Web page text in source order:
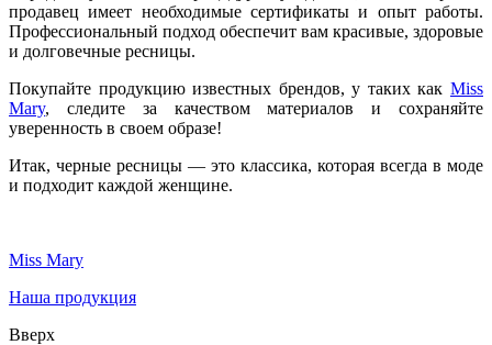
продавец имеет необходимые сертификаты и опыт работы.
Профессиональный подход обеспечит вам красивые, здоровые
и долговечные ресницы.
Покупайте продукцию известных брендов, у таких как Miss
Mary, следите за качеством материалов и сохраняйте
уверенность в своем образе!
Итак, черные ресницы — это классика, которая всегда в моде
и подходит каждой женщине.
Miss Mary
Наша продукция
Вверх